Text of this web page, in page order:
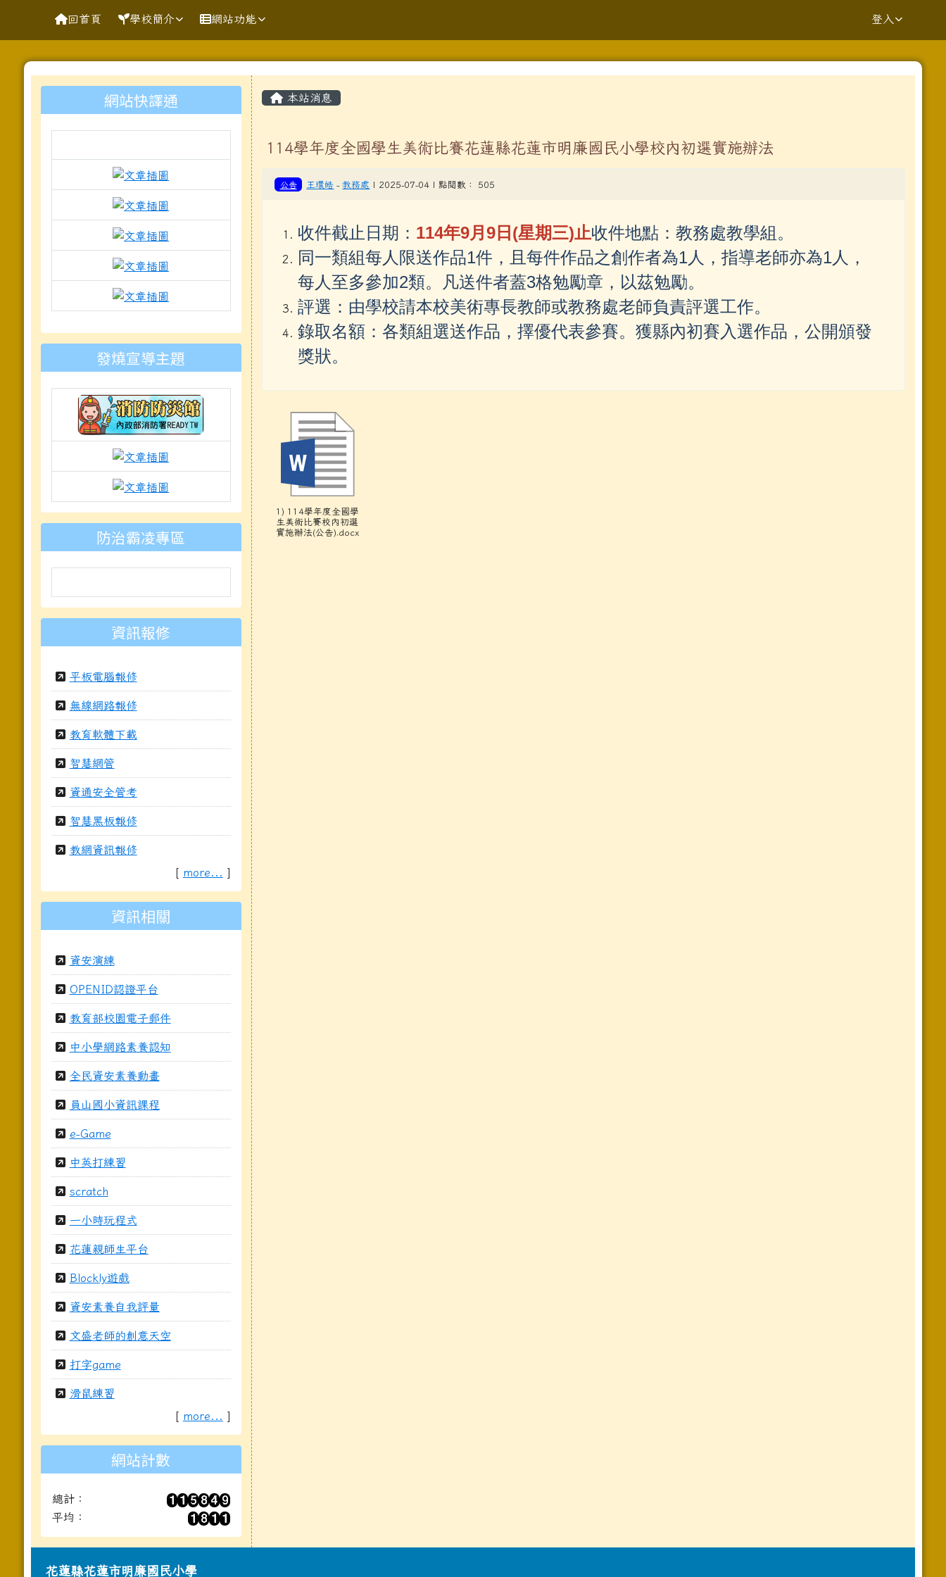
花蓮縣花蓮市明廉國民小學
導覽列回首頁 學校簡介 網站功能 登入
左邊區域內容
網站快譯通
link to https://docs.google.com/forms/d/1ZSFLXy9HoKSJrigoJp3pDKEIQHNLqfDYLkXjUyV7UvQ/viewform?edit_requested=true _blank
link to https://www.mleps.hlc.edu.tw/modules/tad_repair/
link to https://www.mleps.hlc.edu.tw/modules/jill_booking/
link to https://www.kaway.com.tw/page/member/login.aspx?rtn=https%3a%2f%2fwww.kaway.com.tw%2fpage%2frepair%2findex.aspx _blank
link to https://docs.google.com/forms/d/e/1FAIpQLScr6KGMj552f2xHH1TsRtIYU4ZtJOziV7fs1GGE-h484y8t6w/viewform?pli=1 _blank
to https://www.mleps.hlc.edu.tw/modules/tad_repair/
發燒宣導主題
link to https://isafeevent.moe.edu.tw/ _blan
link to https://prepare.mnd.gov.tw/ _blank
link to https://padlet.com/chimei07_3/b612-3ig4s4mcdois7svo _blank
防治霸凌專區
資訊報修
平板電腦報修
無線網路報修
教育軟體下載
智慧網管
資通安全管考
智慧黑板報修
教網資訊報修
[ more... ]
資訊相關
資安演練
OPENID認證平台
教育部校園電子郵件
中小學網路素養認知
全民資安素養動畫
員山國小資訊課程
e-Game
中英打練習
scratch
一小時玩程式
花蓮親師生平台
Blockly遊戲
資安素養自我評量
文盛老師的創意天空
打字game
滑鼠練習
[ more... ]
網站計數
總計：
平均：
主內容區域
本站消息
114學年度全國學生美術比賽花蓮縣花蓮市明廉國民小學校內初選實施辦法
公告 王環皓 -教務處 | 2025-07-04 | 點閱數： 505
收件截止日期： 114年9月 9日 (星期三)止收件地點：教務處教學組。
同一類組每人限送作品1件，且每件作品之創作者為1人，指導老師亦為1人，
每人至多參加2類。凡送件者蓋3格勉勵章，以茲勉勵。
評選：由學校請本校美術專長教師或教務處老師負責評選工作。
錄取名額：各類組選送作品，擇優代表參賽。獲縣內初賽入選作品，公開頒發
獎狀。
1) 114學年度全國學
生美術比賽校內初選
實施辦法(公告).docx
頁尾區域
頁尾區域內容
花蓮縣花蓮市明廉國民小學